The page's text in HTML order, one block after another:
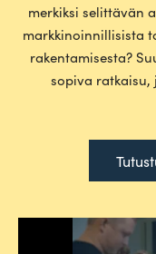
mer­kiksi selit­tävän
mark­ki­noin­nil­li­sista
raken­ta­mi­sesta?
sopiva